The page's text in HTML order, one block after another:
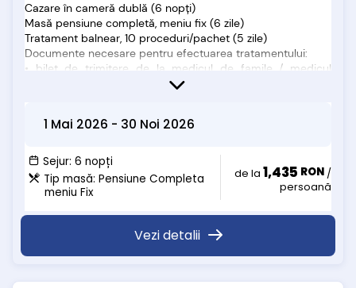
Cazare în cameră dublă (6 nopți)
Masă pensiune completă, meniu fix (6 zile)
Tratament balnear, 10 proceduri/pachet (5 zile)
Documente necesare pentru efectuarea tratamentului:
• bilet de trimitere de la medicul de famile / medicul
• adeverinta de salariat / cupon de pensie / certificat de
Zilele in care se efectueaza proceduri in baza de tratament
sunt de Luni pana Vineri
1 Mai 2026 - 30 Noi 2026
Sejur: 6 nopți
Tip masă: Pensiune Completa
meniu Fix
de la 1,435 RON /
persoană
Vezi detalii